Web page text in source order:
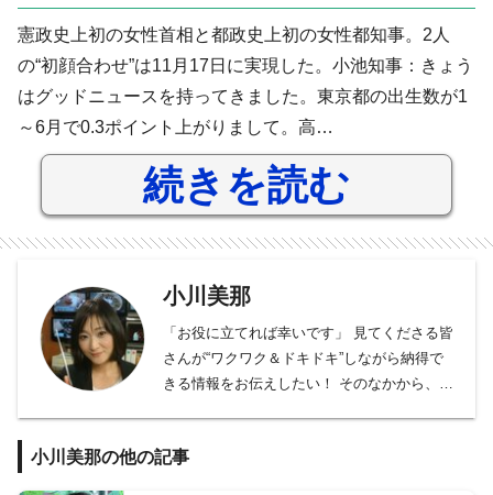
憲政史上初の女性首相と都政史上初の女性都知事。2人
の“初顔合わせ”は11月17日に実現した。小池知事：きょう
はグッドニュースを持ってきました。東京都の出生数が1
～6月で0.3ポイント上がりまして。高…
続きを読む
小川美那
「お役に立てれば幸いです」 見てくださる皆
さんが“ワクワク＆ドキドキ”しながら納得で
きる情報をお伝えしたい！ そのなかから、よ
日々取材にあたっています。
小川美那の他の記事